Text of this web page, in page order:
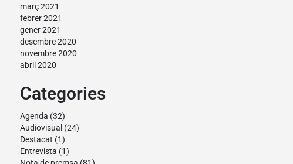
març 2021
febrer 2021
gener 2021
desembre 2020
novembre 2020
abril 2020
Categories
Agenda (32)
Audiovisual (24)
Destacat (1)
Entrevista (1)